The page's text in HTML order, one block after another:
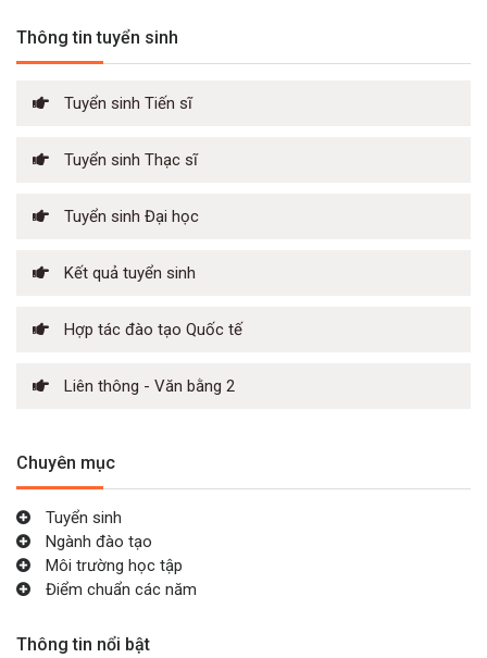
Thông tin tuyển sinh
Tuyển sinh Tiến sĩ
Tuyển sinh Thạc sĩ
Tuyển sinh Đại học
Kết quả tuyển sinh
Hợp tác đào tạo Quốc tế
Liên thông - Văn bằng 2
Chuyên mục
Tuyển sinh
Ngành đào tạo
Môi trường học tập
Điểm chuẩn các năm
Thông tin nổi bật